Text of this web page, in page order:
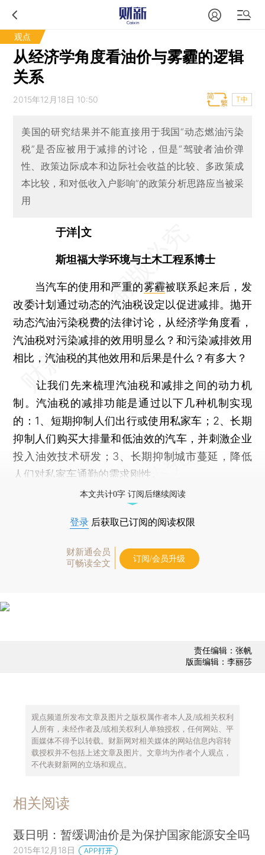
观点
从经济学角度看油价与雾霾的逻辑
关系
2015年12月18日 10:50 T中
美国的研究结果并不能直接用于我国“动态燃油污染
税”是否应被用于减排的讨论，但是“驾驶者油价弹
性、政策边际成本和边际社会收益的比较、多政策成
本比较，和对低收入户影响”的政策分析思路应当被采
用
于洋|文
斯坦福大学环境与土木工程系博士
当汽车的使用和严重的雾霾被联系起来后，发
改委计划通过动态的汽油税设定以促进减排。抛开
动态汽油污染税费的法律讨论，从经济学角度看，
汽油税对污染减排的效用明显么？和污染减排效用
相比，汽油税的其他效用和后果是什么？有多大？
让我们先来梳理汽油税和减排之间的动力机
制。汽油税的减排功能是通过以下几种机制实现
的：1、短期抑制人们出行或使用私家车；2、长期
抑制人们购买大排量和低油效的汽车，并刺激企业
投入油效技术研发；3、长期抑制城市蔓延，降低
人们对私家车通勤的需求刚性。
本文共计0字 订阅后继续阅读
登录 后获取已订阅的阅读权限
财新通会员
可畅读全文
订阅/会员升级
责任编辑：张帆
版面编辑：李丽莎
观点频道所发布文章及图片之版权属作者本人及/或相关权利
人所有，未经作者及/或相关权利人单独授权，任何网站、平
面媒体不得予以转载。财新网对相关媒体的网站信息内容转
载授权并不包括上述文章及图片。文章均为作者个人观点，
不代表财新网的立场和观点。
相关阅读
聂日明：暂缓调油价是为保护国家能源安全吗
2015年12月18日 APP打开